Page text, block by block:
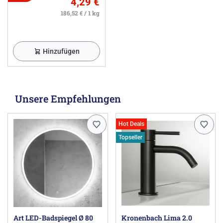
Tara. (Tara Refinement):
Wannen-Vierlochbatterie 220mm (27512882ff0010)
Wannen-Vierlochbatterie 220mm (27512882)
Wannen-Vierlochbatterie 220mm (27512892ff0010)
Umstellung (13512892)
Tara + Tara Classic Accessories:
Wanneneinlauf 200mm, 1/2" mit automatischer
Umstellung (13612890ff0010)
Wanneneinlauf 200mm, 1/2" mit automatischer
Umstellung (13612890)
Wanneneinlauf 220mm, 1/2" mit automatischer
Umstellung (13512890)
Tara Classic:
186,52 € / 1 kg
Hinzufügen
Unsere Empfehlungen
Art LED-Badspiegel Ø 80
Hot Deals
Topseller
Kronenbach Lima 2.0